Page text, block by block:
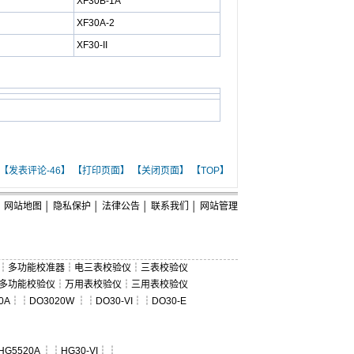
XF30A-2
XF30-II
【发表评论-46】 【打印页面】 【关闭页面】 【TOP】
网站地图 隐私保护 法律公告 联系我们 网站管理
多功能校准器 ┆ 电三表校验仪 ┆ 三表校验仪
功能校验仪 ┆ 万用表校验仪 ┆ 三用表校验仪
┆┆ DO3020W┆┆ DO30-VI ┆┆ DO30-E
┆┆ HG30-VI ┆┆